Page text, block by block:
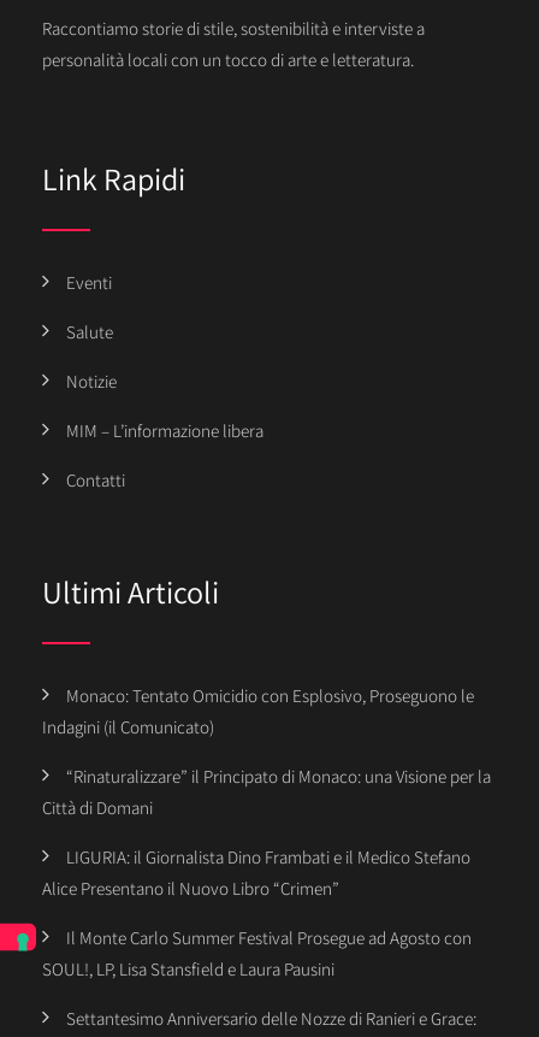
Raccontiamo storie di stile, sostenibilità e interviste a
personalità locali con un tocco di arte e letteratura.
Link Rapidi
Eventi
Salute
Notizie
MIM – L’informazione libera
Contatti
Ultimi Articoli
Monaco: Tentato Omicidio con Esplosivo, Proseguono le
Indagini (il Comunicato)
“Rinaturalizzare” il Principato di Monaco: una Visione per la
Città di Domani
LIGURIA: il Giornalista Dino Frambati e il Medico Stefano
Alice Presentano il Nuovo Libro “Crimen”
Il Monte Carlo Summer Festival Prosegue ad Agosto con
SOUL!, LP, Lisa Stansfield e Laura Pausini
Settantesimo Anniversario delle Nozze di Ranieri e Grace: